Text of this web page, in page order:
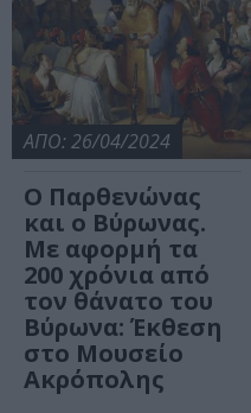
ΑΠΟ: 26/04/2024
Ο Παρθενώνας
και ο Βύρωνας.
Με αφορμή τα
200 χρόνια από
τον θάνατο του
Βύρωνα: Έκθεση
στο Μουσείο
Ακρόπολης